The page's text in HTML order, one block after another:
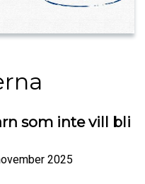
som inte vill bli
2025